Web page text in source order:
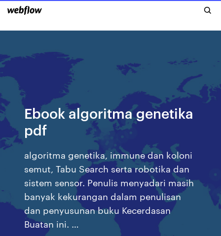
Ebook algoritma genetika
pdf
algoritma genetika, immune dan koloni
semut, Tabu Search serta robotika dan
sistem sensor. Penulis menyadari masih
banyak kekurangan dalam penulisan
dan penyusunan buku Kecerdasan
Buatan ini. …